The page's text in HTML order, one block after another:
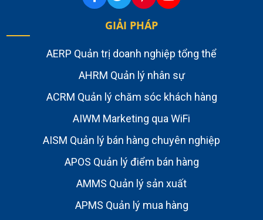
GIẢI PHÁP
AERP Quản trị doanh nghiệp tổng thể
AHRM Quản lý nhân sự
ACRM Quản lý chăm sóc khách hàng
AIWM Marketing qua WiFi
AISM Quản lý bán hàng chuyên nghiệp
APOS Quản lý điểm bán hàng
AMMS Quản lý sản xuất
APMS Quản lý mua hàng